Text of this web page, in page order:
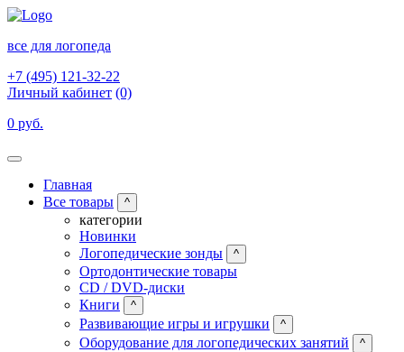
все для логопеда
+7 (495) 121-32-22
Личный кабинет (0)
0 руб.
Главная
Все товары
^
категории
Новинки
Логопедические зонды
^
Ортодонтические товары
CD / DVD-диски
Книги
^
Развивающие игры и игрушки ^
Оборудование для логопедических занятий ^